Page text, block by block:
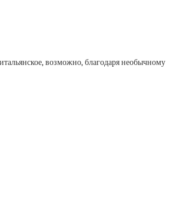
возможно, благодаря необычному